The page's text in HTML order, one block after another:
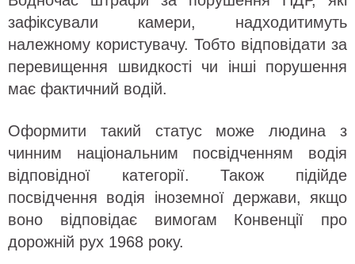
зафіксували камери, надходитимуть
належному користувачу. Тобто відповідати за
перевищення швидкості чи інші порушення
має фактичний водій.
Оформити такий статус може людина з
чинним національним посвідченням водія
відповідної категорії. Також підійде
посвідчення водія іноземної держави, якщо
воно відповідає вимогам Конвенції про
дорожній рух 1968 року.